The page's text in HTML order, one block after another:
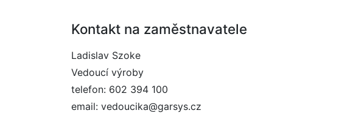
Kontakt na zaměstnavatele
Ladislav Szoke
Vedoucí výroby
telefon: 602 394 100
email: vedoucika@garsys.cz